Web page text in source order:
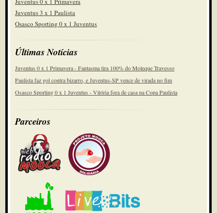
Juventus 3 x 1 Paulista
Osasco Sporting 0 x 1 Juventus
Últimas Notícias
Juventus 0 x 1 Primavera - Fantasma tira 100% do Moleque Travesso
Paulista faz gol contra bizarro, e Juventus-SP vence de virada no fim
Osasco Sporting 0 x 1 Juventus - Vitória fora de casa na Copa Paulista
Parceiros